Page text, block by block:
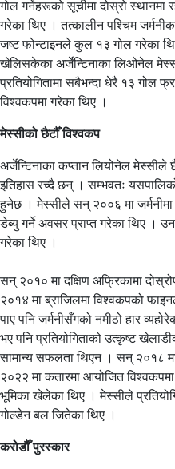
गोल गर्नेहरूको सूचीमा दोस्रो
गरेका थिए । तत्कालीन पश्चिम
जष्ट फोन्टाइनले कुल १३ गोल गरेका
खेलिसकेका अर्जेन्टिनाका लिओनेल
प्रतियोगितामा सबैभन्दा धेरै १३ गोल
विश्वकपमा गरेका थिए ।
मेस्सीको छैटौँ विश्वकप
अर्जेन्टिनाका कप्तान लियोनेल
इतिहास रच्दै छन् । सम्भवतः
हुनेछ । मेस्सीले सन् २००६ मा
डेब्यु गर्ने अवसर प्राप्त गरेका थिए ।
गरेका थिए ।
सन् २०१० मा दक्षिण अफ्रिकामा
२०१४ मा ब्राजिलमा विश्वकपको
पाए पनि जर्मनीसँगको नमीठो हार
भए पनि प्रतियोगिताको उत्कृष्ट
सामान्य सफलता थिएन । सन् २०१८
२०२२ मा कतारमा आयोजित विश्वकपमा
भूमिका खेलेका थिए । मेस्सीले
गोल्डेन बल जितेका थिए ।
करोडौँ पुरस्कार